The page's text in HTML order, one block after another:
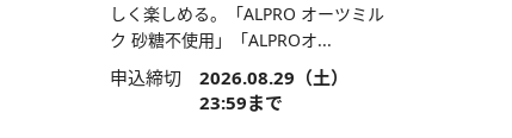
しく楽しめる。「ALPRO オーツミル
ク 砂糖不使用」「ALPROオ...
申込締切 2026.08.29（土）
23:59まで